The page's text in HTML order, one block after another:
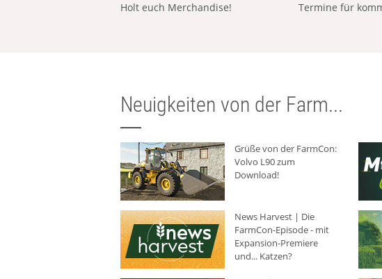
Holt euch Merchandise!
Termine für
Neuigkeiten von der Farm...
Grüße von der FarmCon:
Volvo L90 zum
Download!
News Harvest | Die
FarmCon-Episode - mit
Expansion-Premiere
und... Katzen?